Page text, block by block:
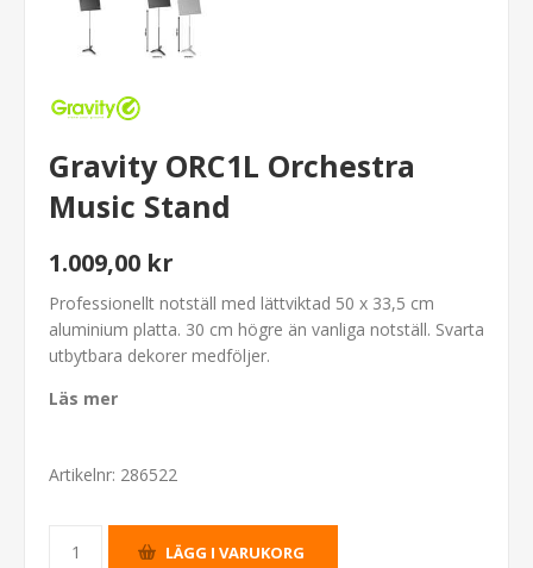
Gravity ORC1L Orchestra
Music Stand
1.009,00 kr
Professionellt notställ med lättviktad 50 x 33,5 cm
aluminium platta. 30 cm högre än vanliga notställ. Svarta
utbytbara dekorer medföljer.
Läs mer
Artikelnr: 286522